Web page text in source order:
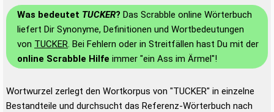
Was bedeutet TUCKER? Das Scrabble online Wörterbuch
liefert Dir Synonyme, Definitionen und Wortbedeutungen
von TUCKER. Bei Fehlern oder in Streitfällen hast Du mit der
online Scrabble Hilfe immer "ein Ass im Ärmel"!
Wortwurzel zerlegt den Wortkorpus von "TUCKER" in einzelne
Bestandteile und durchsucht das Referenz-Wörterbuch nach